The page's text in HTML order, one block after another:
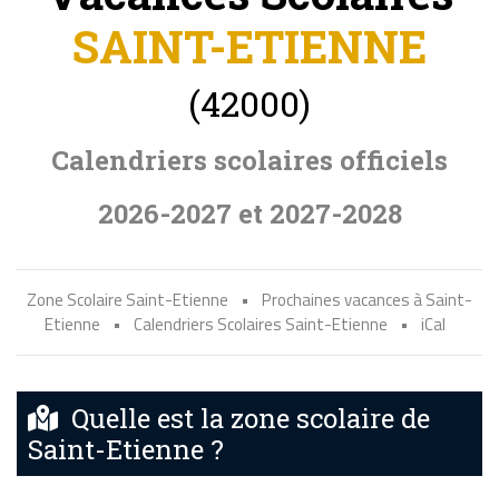
SAINT-ETIENNE
(42000)
Calendriers scolaires officiels
2026-2027 et 2027-2028
Zone Scolaire Saint-Etienne •
Prochaines vacances à Saint-
Etienne
• Calendriers Scolaires Saint-Etienne • iCal
Quelle est la zone scolaire de
Saint-Etienne ?